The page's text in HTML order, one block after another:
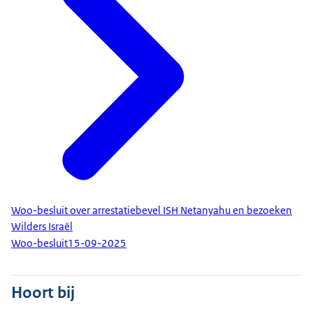
Woo-besluit over arrestatiebevel ISH Netanyahu en bezoeken
Wilders Israël
Woo-besluit15-09-2025
Hoort bij